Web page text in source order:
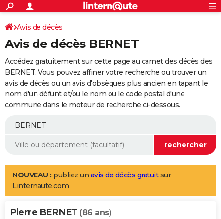
ACTUALITÉS
Politique
Société
Faits Divers
Education
Monde
Villes
+
SPORT
Coupe du monde 2026
Football
Tennis
Cyclisme
Rugby
Forum
Programme TV
TNT
Streaming
Cinéma
Sorties cinéma
Musique
+
FINANCE
Retraite
Epargne
Immobilier
Risques naturels par ville
Banque
Assurance
AUTO
Essais
Réserver un essai
Citadines
Berlines
SUV
Forum auto
+
Mobiles
Meilleur smartphone
Internet
Ordinateurs
Jeux vidéo
Guide high-tech
Aménagement intérieur
LIFESTYLE
Art de vivre
Bien-être
Loisirs
Mode
Modes de vie
Alimentation
Guide de la santé
Maladies
Médicaments
Sommeil
VOYAGE
Avis de décès
Avis de décès BERNET
Accédez gratuitement sur cette page au carnet des décès des
BERNET. Vous pouvez affiner votre recherche ou trouver un
avis de décès ou un avis d'obsèques plus ancien en tapant le
nom d'un défunt et/ou le nom ou le code postal d'une
commune dans le moteur de recherche ci-dessous.
NOUVEAU : publiez un avis de décès gratuitsur
Linternaute.com
Pierre BERNET (86 ans)